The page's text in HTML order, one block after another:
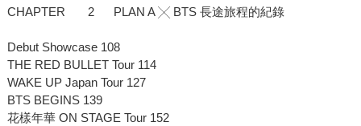
CHAPTER 2 PLAN A╳BTS 長途旅程的紀錄
Debut Showcase 108
THE RED BULLET Tour 114
WAKE UP Japan Tour 127
BTS BEGINS 139
花樣年華 ON STAGE Tour 152